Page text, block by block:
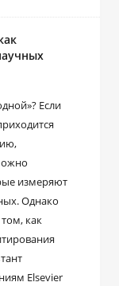
Если
измеряют
Однако
как
Elsevier